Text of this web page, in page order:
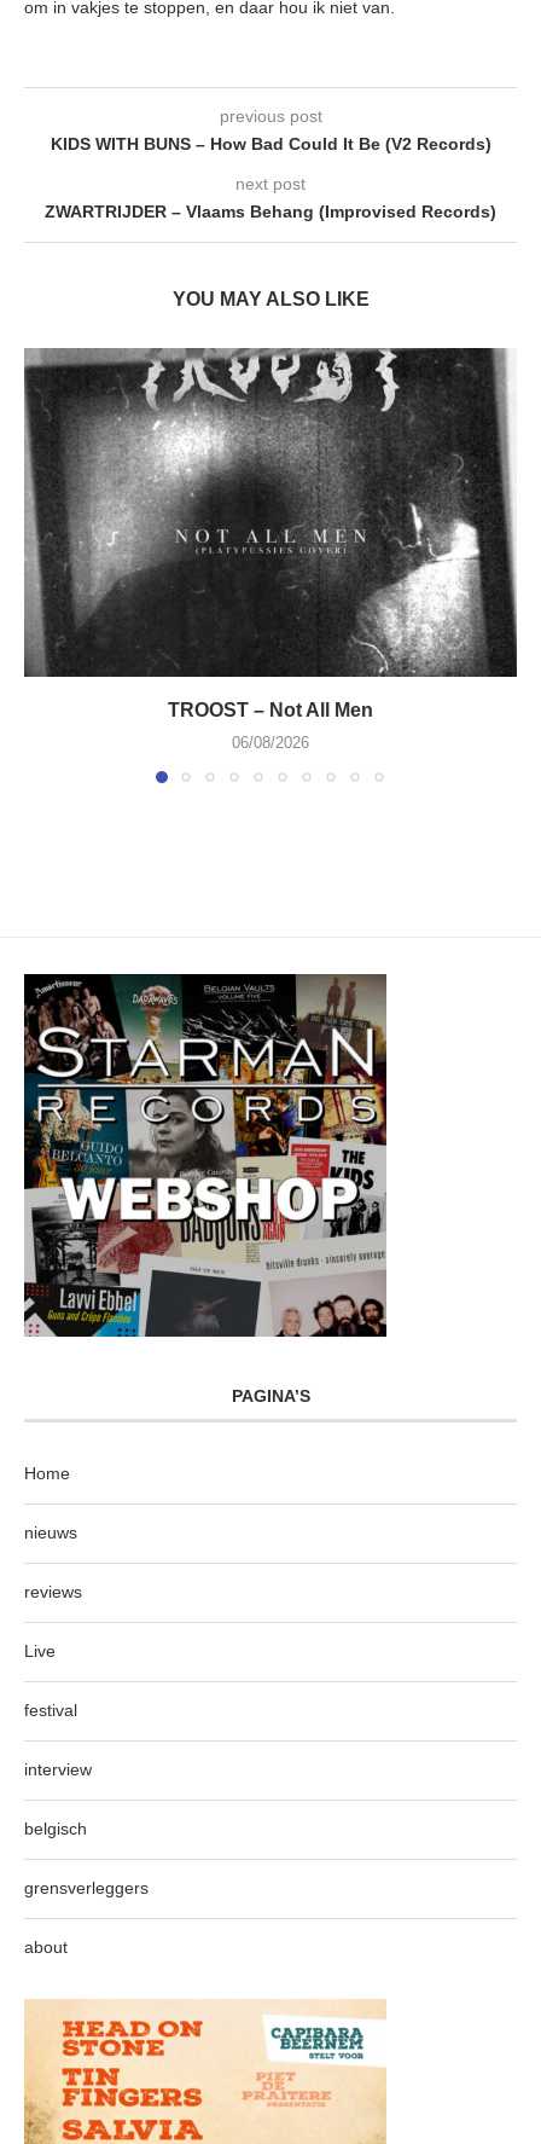
om in vakjes te stoppen, en daar hou ik niet van.
previous post
KIDS WITH BUNS – How Bad Could It Be (V2 Records)
next post
ZWARTRIJDER – Vlaams Behang (Improvised Records)
YOU MAY ALSO LIKE
TROOST – Not All Men
06/08/2026
PAGINA’S
Home
nieuws
reviews
Live
festival
interview
belgisch
grensverleggers
about